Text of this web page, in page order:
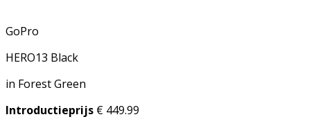
GoPro
HERO13 Black
in Forest Green
Introductieprijs € 449.99